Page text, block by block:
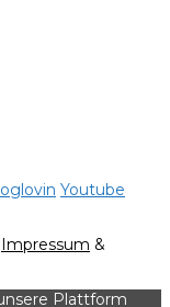
Youtube
Impressum &
Plattform